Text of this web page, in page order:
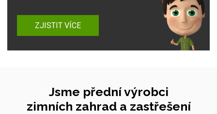
ZJISTIT VÍCE
Jsme přední výrobci
zimních zahrad a zastřešení